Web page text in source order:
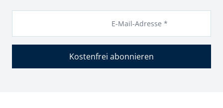
E-Mail-Adresse *
Kostenfrei abonnieren